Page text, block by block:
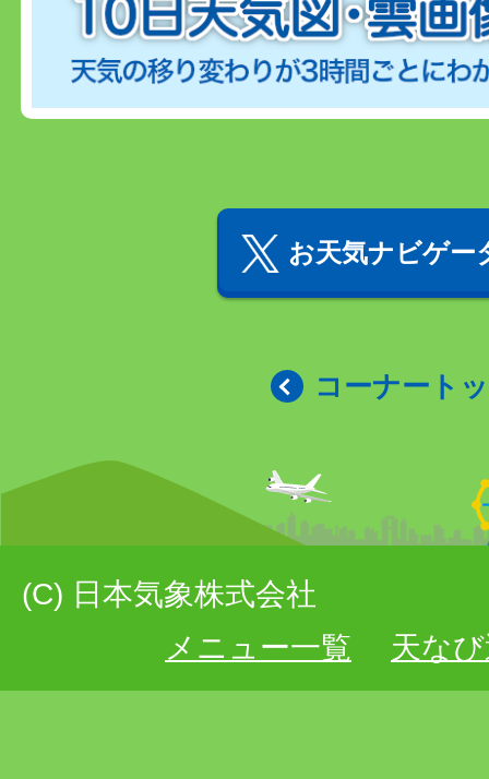
お天気ナビゲー
コーナート
(C) 日本気象株式会社
メニュー一覧
天な